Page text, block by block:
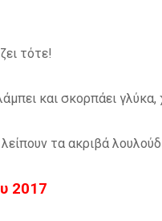
τότε!
και σκορπάει
τα ακριβά
2017